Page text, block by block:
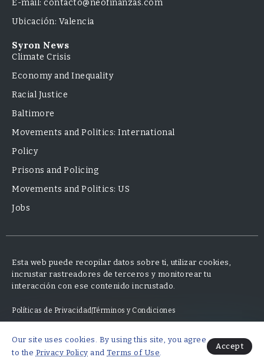
E-mail: contacto@neofinanzas.com
Ubicación: Valencia
Syron News
Climate Crisis
Economy and Inequality
Racial Justice
Baltimore
Movements and Politics: International
Policy
Prisons and Policing
Movements and Politics: US
Jobs
Esta web puede recopilar datos sobre ti, utilizar cookies,
incrustar rastreadores de terceros y monitorear tu
interacción con ese contenido incrustado.
Políticas de PrivacidadTérminos y Condiciones
© 2025 Neo Finanzas · Diseño y desarrollo por Mauricio Fajardo
Our site uses cookies. By using this site, you agree
to the Privacy Policy and Terms of Use.
Accept